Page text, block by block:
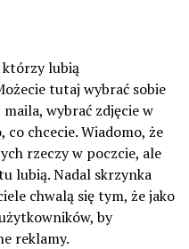
którzy lubią
tutaj wybrać sobie
wybrać zdjęcie w
chcecie. Wiadomo, że
rzeczy w poczcie, ale
lubią. Nadal skrzynka
chwalą się tym, że jako
by
reklamy.